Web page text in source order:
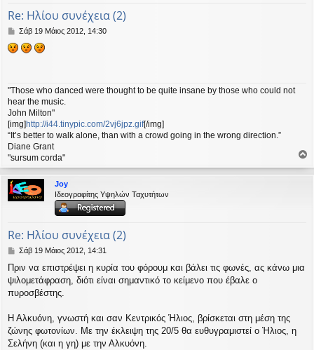
Re: Ηλίου συνέχεια (2)
Δ
μ
ε
υ
σ
η
Σάβ 19 Μάιος 2012, 14:30
"Those who danced were thought to be quite insane by those who could not
hear the music.
John Milton"
[img] http://i44.tinypic.com/2vj6jpz.gif[/img]
“It’s better to walk alone, than with a crowd going in the wrong direction.”
Diane Grant
"sursum corda"
ο
ρ
Joy
Ιδεογραφίτης Υψηλών Ταχυτήτων
Re: Ηλίου συνέχεια (2)
Δ
μ
ο
σ
ε
υ
σ
η
Σάβ 19 Μάιος 2012, 14:31
Πριν να επιστρέψει η κυρία του φόρουμ και βάλει τις φωνές, ας κάνω μια
ψιλομετάφραση, διότι είναι σημαντικό το κείμενο που έβαλε ο
πυροσβέστης.
Η Αλκυόνη, γνωστή και σαν Κεντρικός Ήλιος, βρίσκεται στη μέση της
ζώνης φωτονίων. Με την έκλειψη της 20/5 θα ευθυγραμιστεί ο Ήλιος, η
Σελήνη (και η γη) με την Αλκυόνη.